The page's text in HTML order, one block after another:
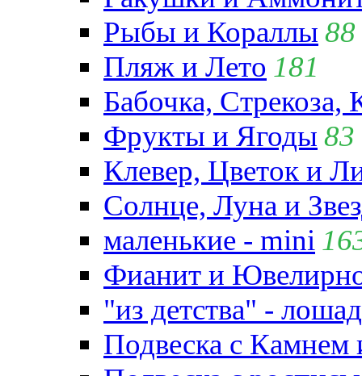
Рыбы и Кораллы 88
Пляж и Лето 181
Бабочка,
Фрукты и Ягоды 83
Клевер, Цветок и
Солнце, Луна и
маленькие - mini
Фианит и
"из детства" -
Подвеска с